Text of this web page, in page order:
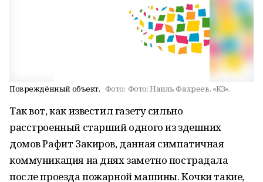
Повреждённый объект. Фото: Фото: Наиль Фахреев, «КЗ».
Так вот, как известил газету сильно
расстроенный старший одного из здешних
домов Рафит Закиров, данная симпатичная
коммуникация на днях заметно пострадала
после проезда пожарной машины. Кочки такие,